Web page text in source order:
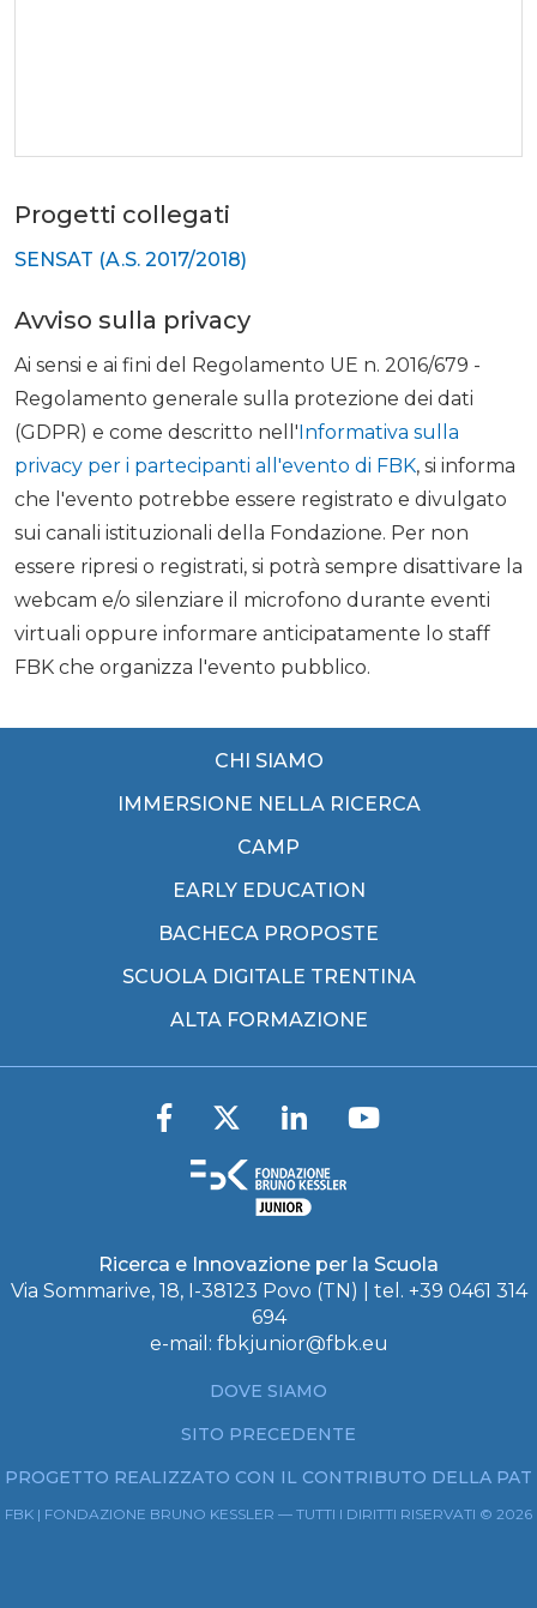
Progetti collegati
SENSAT (A.S. 2017/2018)
Avviso sulla privacy
Ai sensi e ai fini del Regolamento UE n. 2016/679 -
Regolamento generale sulla protezione dei dati
(GDPR) e come descritto nell'Informativa sulla
privacy per i partecipanti all'evento di FBK, si informa
che l'evento potrebbe essere registrato e divulgato
sui canali istituzionali della Fondazione. Per non
essere ripresi o registrati, si potrà sempre disattivare la
webcam e/o silenziare il microfono durante eventi
virtuali oppure informare anticipatamente lo staff
FBK che organizza l'evento pubblico.
CHI SIAMO
IMMERSIONE NELLA RICERCA
CAMP
EARLY EDUCATION
BACHECA PROPOSTE
SCUOLA DIGITALE TRENTINA
ALTA FORMAZIONE
Ricerca e Innovazione per la Scuola
Via Sommarive, 18, I-38123 Povo (TN) | tel. +39 0461 314
694
e-mail: fbkjunior@fbk.eu
DOVE SIAMO
SITO PRECEDENTE
PROGETTO REALIZZATO CON IL CONTRIBUTO DELLA PAT
FBK | FONDAZIONE BRUNO KESSLER — TUTTI I DIRITTI RISERVATI © 2026